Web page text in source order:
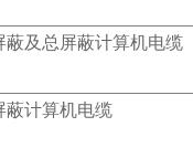
及总屏蔽计算机电缆
蔽计算机电缆